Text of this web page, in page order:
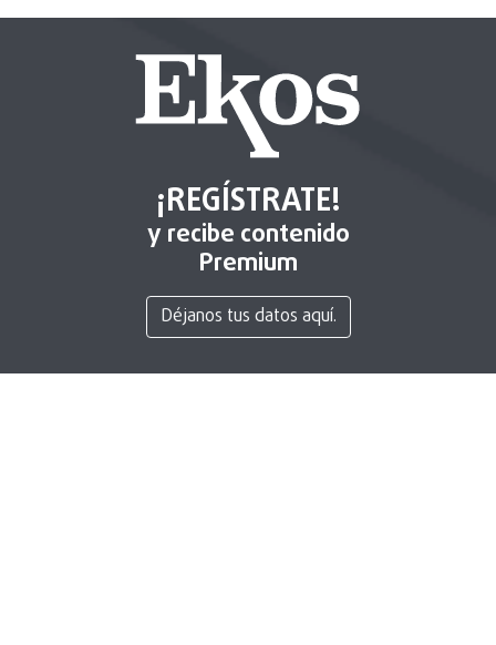
¡REGÍSTRATE!
y recibe contenido
Premium
Déjanos tus datos aquí.